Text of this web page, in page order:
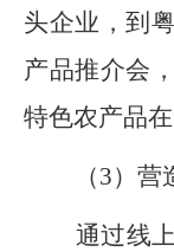
头企业，到
产品推介会
特色农产品
（3）营
通过线